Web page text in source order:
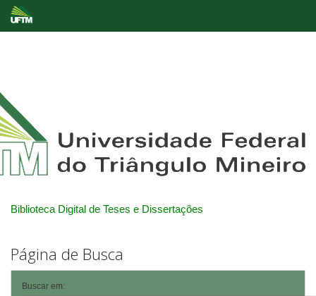
Biblioteca Digital de Teses e Dissertações
Página de Busca
Buscar em: